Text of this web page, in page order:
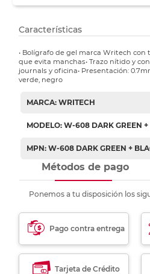
Características
• Bolígrafo de gel marca Writech con
que evita manchas• Trazo nítido y
journals y oficina• Presentación:
verde, negro
MARCA: WRITECH
MODELO: W-608 DARK GREEN +
MPN: W-608 DARK GREEN +
Métodos de pago
Ponemos a tu disposición los
Pago contra entrega
Tarjeta de Crédito